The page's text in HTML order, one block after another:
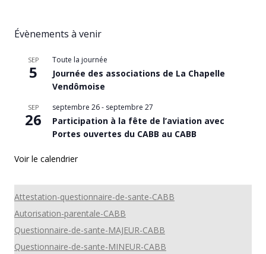
Évènements à venir
SEP
5
Toute la journée
Journée des associations de La Chapelle
Vendômoise
SEP
26
septembre 26- septembre 27
Participation à la fête de l’aviation avec
Portes ouvertes du CABB au CABB
Voir le calendrier
Attestation-questionnaire-de-sante-CABB
Autorisation-parentale-CABB
Questionnaire-de-sante-MAJEUR-CABB
Questionnaire-de-sante-MINEUR-CABB